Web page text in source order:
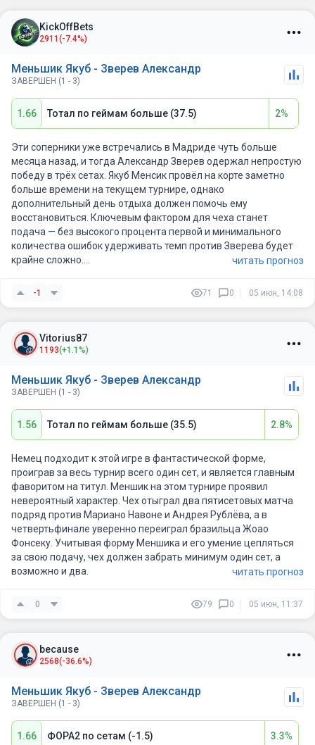
Вывод
даже не пришлось прикладывать максимальные усилия для
победы. Меньшик, пускай и имел более тяжёлую сетку, всё же
выглядит уязвимым из-за того, что подача ему здесь
помогает не так сильно, как на быстрых кортах, и вообще
песок он чувствует не очень хорошо. Зверев будет цеплять
больше остальных подачи Якуба, а в размене на задней линии
я не вижу, почему Саша должен проигрывать. Совсем
недавно соперники встречались в Мадриде, и там, где
условия получше для чеха, немец сделал три брейка за три
сета. Зверев чаще делает брейки и лучше держит подачу, он
сильнее в размене и лучше работает ногами и,
соответственно, лучше защищается.
KickOffBets
2911(-7.4%)
Меньшик Якуб - Зверев Александр
ЗАВЕРШЕН (1 - 3)
1.66 Тотал по геймам больше (37.5) 2%
Эти соперники уже встречались в Мадриде чуть больше
месяца назад, и тогда Александр Зверев одержал непростую
победу в трёх сетах. Якуб Менсик провёл на корте заметно
больше времени на текущем турнире, однако
дополнительный день отдыха должен помочь ему
восстановиться. Ключевым фактором для чеха станет
подача — без высокого процента первой и минимального
количества ошибок удерживать темп против Зверева будет
крайне сложно.
Опыт, стабильность и уровень игры немца делают его
логичным фаворитом в борьбе за выход в финал. Более того,
одним из главных претендентов на титул Кубок Мушкетеров.
Тем не менее, стилистика противостояния указывает на
затяжной сценарий: Менсик способен цепляться за свои
геймы и навязывать борьбу, особенно если будет стабилен на
подаче.
С учётом их предыдущего матча и текущих условий, наиболее
вероятен конкурентный поединок с плотными сетами.
Прогноз: тотал больше 36,5 геймов.
читать прогноз
-1 71 0 05 июн, 14:08
Vitorius87
1193(+1.1%)
Меньшик Якуб - Зверев Александр
ЗАВЕРШЕН (1 - 3)
1.56 Тотал по геймам больше (35.5) 2.8%
Немец подходит к этой игре в фантастической форме,
проиграв за весь турнир всего один сет, и является главным
фаворитом на титул. Меншик на этом турнире проявил
невероятный характер. Чех отыграл два пятисетовых матча
подряд против Мариано Навоне и Андрея Рублёва, а в
четвертьфинале уверенно переиграл бразильца Жоао
Фонсеку. Учитывая форму Меншика и его умение цепляться
за свою подачу, чех должен забрать минимум один сет, а
возможно и два.
читать прогноз
0 79 0 05 июн, 11:37
because
2568(-36.6%)
Меньшик Якуб - Зверев Александр
ЗАВЕРШЕН (1 - 3)
1.66 ФОРА2 по сетам (-1.5) 3.3%